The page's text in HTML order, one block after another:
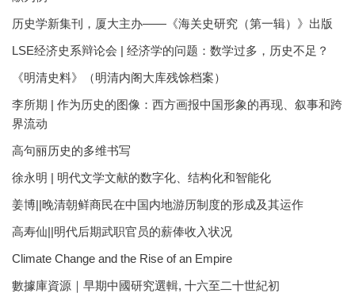
历史学新集刊，厦大主办——《海关史研究（第一辑）》出版
LSE经济史系辩论会 | 经济学的问题：数学过多，历史不足？
《明清史料》（明清内阁大库残馀档案）
李所期 | 作为历史的图像：西方画报中国形象的再现、叙事和跨
界流动
高句丽历史的多维书写
徐永明 | 明代文学文献的数字化、结构化和智能化
姜博||晚清朝鲜商民在中国内地游历制度的形成及其运作
高寿仙||明代后期武职官员的薪俸收入状况
Climate Change and the Rise of an Empire
數據庫資源｜早期中國研究選輯, 十六至二十世紀初